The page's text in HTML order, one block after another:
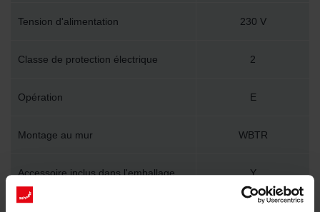
Tension d'alimentation 230 V
Classe de protection électrique 2
Opération E
Montage au mur WBTR
Accessoire inclus dans l'emballage Y